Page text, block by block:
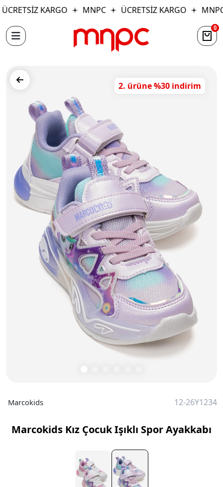
KARGO MNPC ÜCRETSİZ KARGO MNPC
0
2. ürüne %30 indirim
Marcokids 12-26Y1234
Marcokids Kız Çocuk Işıklı Spor Ayakkabı